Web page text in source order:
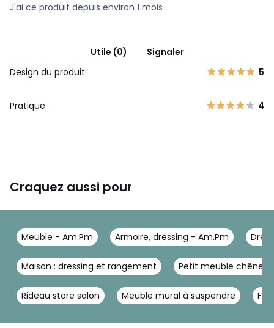
J'ai ce produit depuis environ 1 mois
Utile (0)
Signaler
Design du produit
5
Pratique 4
Craquez aussi pour
Meuble - Am.Pm Armoire, dressing - Am.Pm
Maison : dressing et rangement Petit meuble chêne
Rideau store salon Meuble mural à suspendre